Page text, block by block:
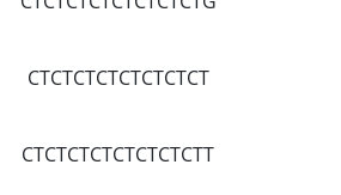
CTCTCTCTCTCTCTCT
CTCTCTCTCTCTCTCTT